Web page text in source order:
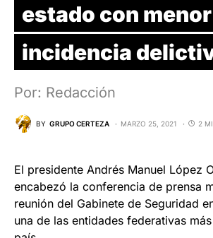
estado con menor
incidencia
Por: Redacción
BY GRUPO CERTEZA MARZO 25, 2021 2
El presidente Andrés Manuel López
encabezó la conferencia de prensa
reunión del Gabinete de Seguridad
una de las entidades federativas